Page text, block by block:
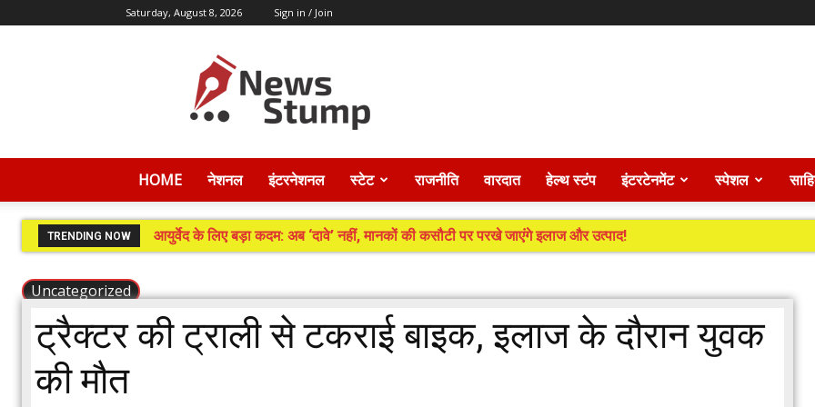
Saturday, August 8, 2026 Sign in / Join
Stump
HOME नेशनल इंटरनेशनल स्टेट राजनीति वारदात हेल्थ स्टंप इंटरटेनमेंट स्पेशल
TRENDING NOW आयुर्वेद के लिए बड़ा कदम: अब ‘दावे’ नहीं, मानकों की कसौटी पर परखे जाएंगे इलाज और उत्पाद!
Uncategorized
ट्रैक्टर की ट्राली से टकराई बाइक, इलाज के दौरान युवक
की मौत